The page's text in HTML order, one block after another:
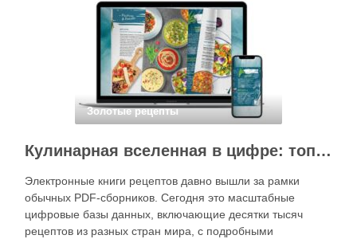
кухне. Главное — …
Золотые рецепты
Кулинарная вселенная в цифре: топ-3 самых больших электронных книг рецептов
Электронные книги рецептов давно вышли за рамки
обычных PDF-сборников. Сегодня это масштабные
цифровые базы данных, включающие десятки тысяч
рецептов из разных стран мира, с подробными